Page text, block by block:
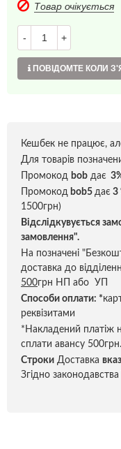
Товар очікується
- +
ПОВІДОМТЕ КОЛИ
Кешбек не працює,
Для товарів
Промокод bob дає
Промокод bob5 дає 3
1500грн)
Відслідкувується
замовлення".
На позначені
доставка до
500грн НП або УП
Способи оплати: *
реквізитами
*Накладений платіж
сплати авансу
Строки Доставка
Згідно законодавства